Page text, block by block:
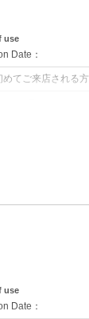
use
Date：
めてご来店される方
use
Date：